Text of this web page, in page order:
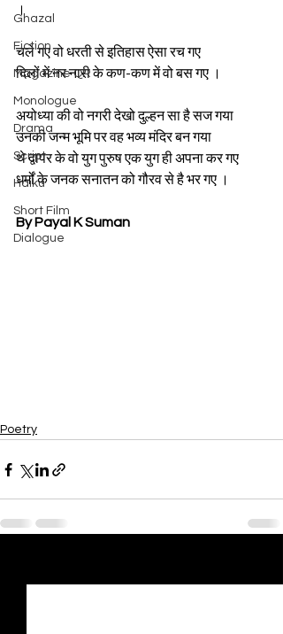
Ghazal
Fiction
Magazine QR
Monologue
Drama
Script
Haiku
Short Film
Dialogue
।
चले गए वो धरती से इतिहास ऐसा रच गए
दिलों में नर नारी के कण-कण में वो बस गए ।
अयोध्या की वो नगरी देखो दुल्हन सा है सज गया
उनकी जन्म भूमि पर वह भव्य मंदिर बन गया
थे द्वापर के वो युग पुरुष एक युग ही अपना कर गए
धर्मों के जनक सनातन को गौरव से है भर गए ।
By Payal K Suman
Poetry